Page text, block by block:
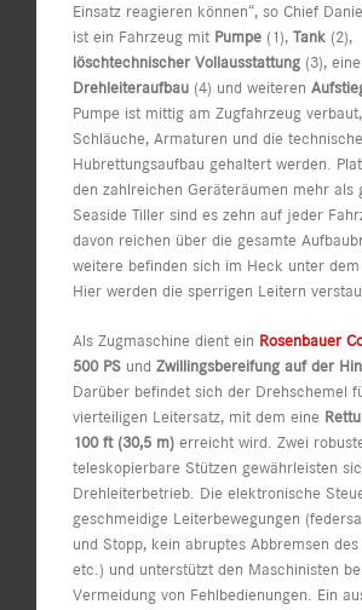
Einsatz reagieren können“, so Chief
ist ein Fahrzeug mit Pumpe (1), Tank (2),
löschtechnischer Vollausstattung (3),
Drehleiteraufbau (4) und weiteren
Pumpe ist mittig am Zugfahrzeug
Schläuche, Armaturen und die
Hubrettungsaufbau gehaltert werden.
den zahlreichen Geräteräumen mehr als
Seaside Tiller sind es zehn auf jeder
davon reichen über die gesamte
weitere befinden sich im Heck unter
Hier werden die sperrigen Leitern
Als Zugmaschine dient ein Rosenbauer
500 PS und Zwillingsbereifung auf der
Darüber befindet sich der Drehschemel
vierteiligen Leitersatz, mit dem eine
100 ft (30,5 m) erreicht wird. Zwei
teleskopierbare Stützen gewährleisten
Drehleiterbetrieb. Die elektronische
geschmeidige Leiterbewegungen
und Stopp, kein abruptes Abbremsen
etc.) und unterstützt den Maschinisten
Vermeidung von Fehlbedienungen. Ein